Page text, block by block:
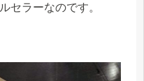
セラーなのです。